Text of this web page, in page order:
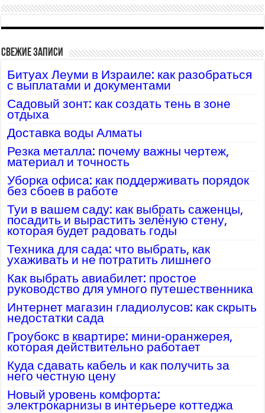
Свежие записи
Битуах Леуми в Израиле: как разобраться
с выплатами и документами
Садовый зонт: как создать тень в зоне
отдыха
Доставка воды Алматы
Резка металла: почему важны чертеж,
материал и точность
Уборка офиса: как поддерживать порядок
без сбоев в работе
Туи в вашем саду: как выбрать саженцы,
посадить и вырастить зелёную стену,
которая будет радовать годы
Техника для сада: что выбрать, как
ухаживать и не потратить лишнего
Как выбрать авиабилет: простое
руководство для умного путешественника
Интернет магазин гладиолусов: как скрыть
недостатки сада
Гроубокс в квартире: мини-оранжерея,
которая действительно работает
Куда сдавать кабель и как получить за
него честную цену
Новый уровень комфорта:
электрокарнизы в интерьере коттеджа